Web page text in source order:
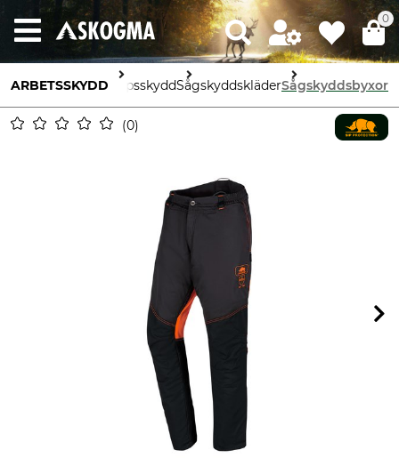
0
ARBETSSKYDDKroppsskyddSågskyddskläderSågskyddsbyxor
0